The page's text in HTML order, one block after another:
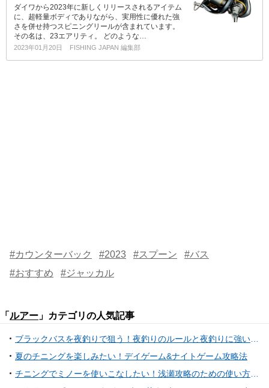
ダイワから2023年に新しくリリースされるアイテム
に、超軽量ボディでありながら、実用性に優れた強
さを併せ持つスピニングリールが含まれています。
その名は、23エアリティ。 どのような…
2023年01月20日 FISHING JAPAN 編集部
#カウンターバック #2023 #スプーン
#バス
#おすすめ
#ジャッカル
「 ルアー 」カテゴリの人気記事
夏のチニングを楽しみたい！デイゲーム&ナイトゲーム攻略法